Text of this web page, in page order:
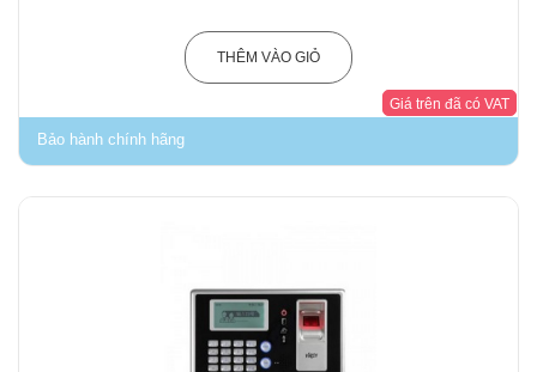
THÊM VÀO GIỎ
Bảo hành chính hãng
Giá trên đã có VAT